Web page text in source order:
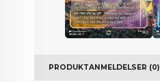
PRODUKTANMELDELSER (0)